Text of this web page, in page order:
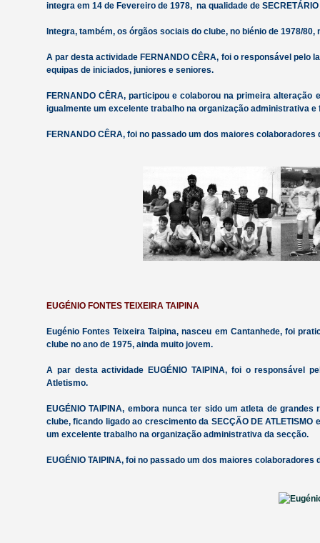
integra em 14 de Fevereiro de 1978, na qualidade de
Integra, também, os órgãos sociais do clube, no biénio de 1978/
A par desta actividade FERNANDO CÊRA, foi o responsável pelo
equipas de iniciados, juniores e seniores.
FERNANDO CÊRA, participou e colaborou na primeira
igualmente um excelente trabalho na organização administrativa e
FERNANDO CÊRA, foi no passado um dos maiores
EUGÉNIO FONTES TEIXEIRA TAIPINA
Eugénio Fontes Teixeira Taipina, nasceu em Cantanhede, foi
clube no ano de 1975, ainda muito jovem.
A par desta actividade EUGÉNIO TAIPINA, foi o responsável
Atletismo.
EUGÉNIO TAIPINA, embora nunca ter sido um atleta de
clube, ficando ligado ao crescimento da SECÇÃO DE
um excelente trabalho na organização administrativa da secção.
EUGÉNIO TAIPINA, foi no passado um dos maiores